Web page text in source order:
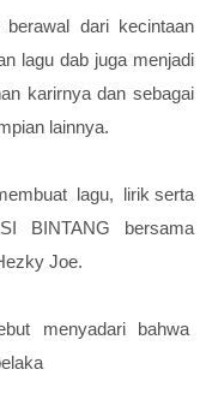
dari kecintaan
lagu dab juga menjadi
karirnya dan sebagai
lainnya.
lagu, lirik serta
BINTANG bersama
Joe.
menyadari
bahwa